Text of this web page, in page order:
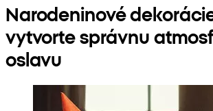
Narodeninové
vytvorte správnu
oslavu